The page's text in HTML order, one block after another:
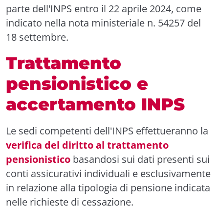
parte dell'INPS entro il 22 aprile 2024, come
indicato nella nota ministeriale n. 54257 del
18 settembre.
Trattamento
pensionistico e
accertamento INPS
Le sedi competenti dell'INPS effettueranno la
verifica del diritto al trattamento
pensionistico basandosi sui dati presenti sui
conti assicurativi individuali e esclusivamente
in relazione alla tipologia di pensione indicata
nelle richieste di cessazione.